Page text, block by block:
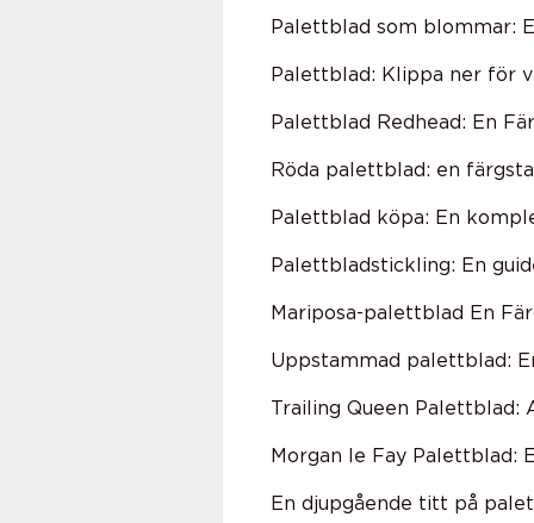
Palettblad som blommar:
Palettblad: Klippa ner för
Palettblad Redhead: En
Röda palettblad: en
Palettblad köpa: En
Palettbladstickling: En
Mariposa-palettblad En
Uppstammad palettblad:
Trailing Queen Palettblad:
Morgan le Fay Palettblad:
En djupgående titt på